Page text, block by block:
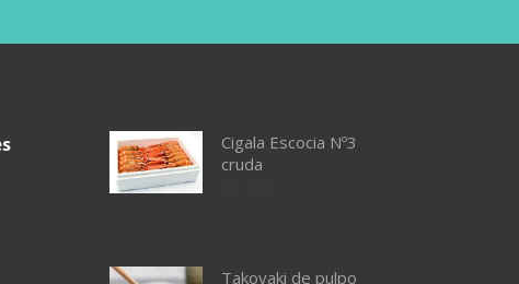
Cigala Escocia Nº3
cruda
Takoyaki de pulpo